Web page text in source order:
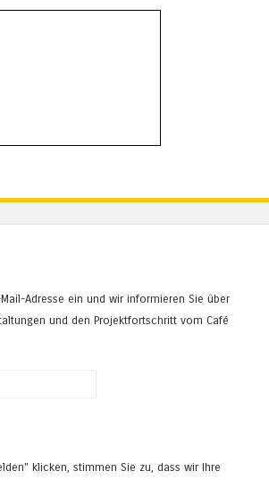
Adresse ein und wir informieren Sie über
und den Projektfortschritt vom Café
klicken, stimmen Sie zu, dass wir Ihre